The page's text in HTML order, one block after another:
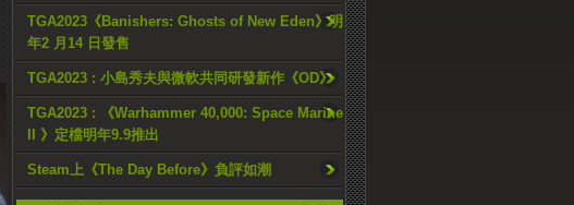
TGA2023《Banishers: Ghosts of New Eden》明
年2 月14 日發售
TGA2023 : 小島秀夫與微軟共同研發新作《OD》
TGA2023 : 《Warhammer 40,000: Space Marine
II 》定檔明年9.9推出
Steam上《The Day Before》負評如潮